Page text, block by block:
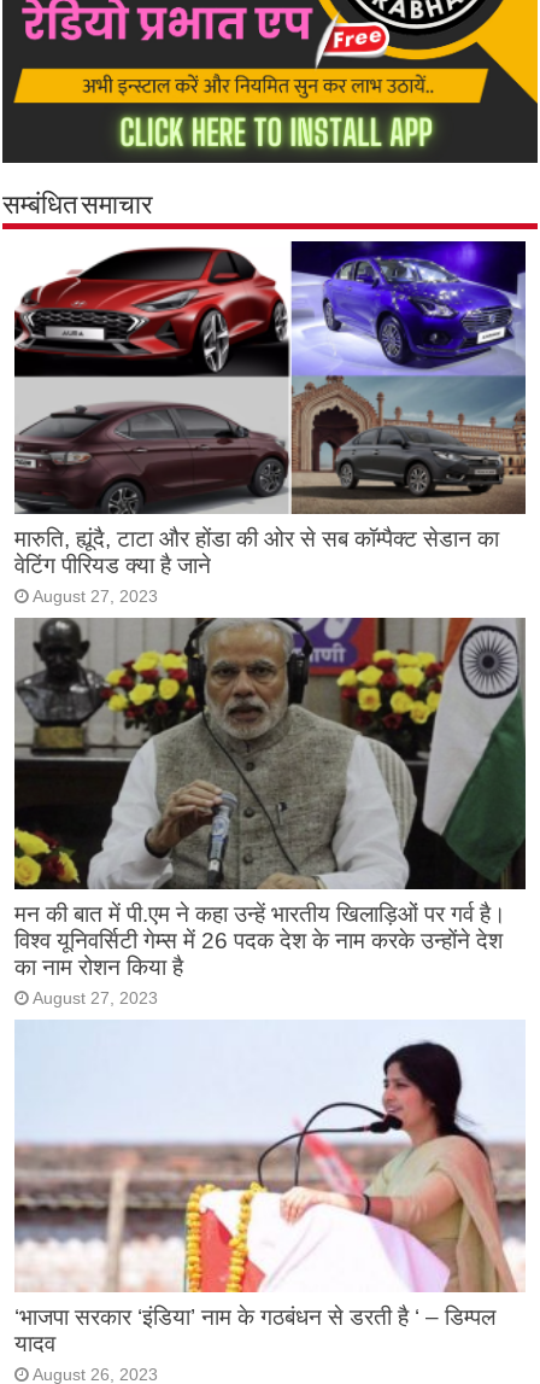
सम्बंधित समाचार
मारुति, ह्यूंदै, टाटा और होंडा की ओर से सब कॉम्पैक्ट सेडान का
वेटिंग पीरियड क्या है जाने
August 27, 2023
मन की बात में पी.एम ने कहा उन्हें भारतीय खिलाड़िओं पर गर्व है।
विश्व यूनिवर्सिटी गेम्स में 26 पदक देश के नाम करके उन्होंने देश
का नाम रोशन किया है
August 27, 2023
‘भाजपा सरकार ‘इंडिया’ नाम के गठबंधन से डरती है ‘ – डिम्पल
यादव
August 26, 2023